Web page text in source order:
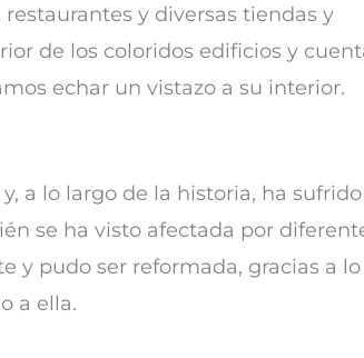
y diversas tiendas y
de los coloridos edificios y
echar un vistazo a su interior.
a lo largo de la historia, ha sufrido
se ha visto afectada por
y pudo ser reformada, gracias a lo
a ella.